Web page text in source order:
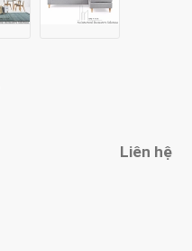
Liên hệ